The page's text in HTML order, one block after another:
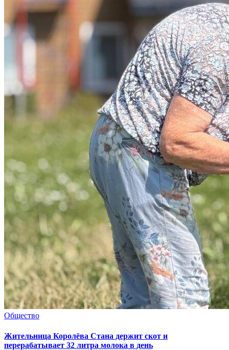
Общество
Жительница Королёва Стана держит скот и
перерабатывает 32 литра молока в день